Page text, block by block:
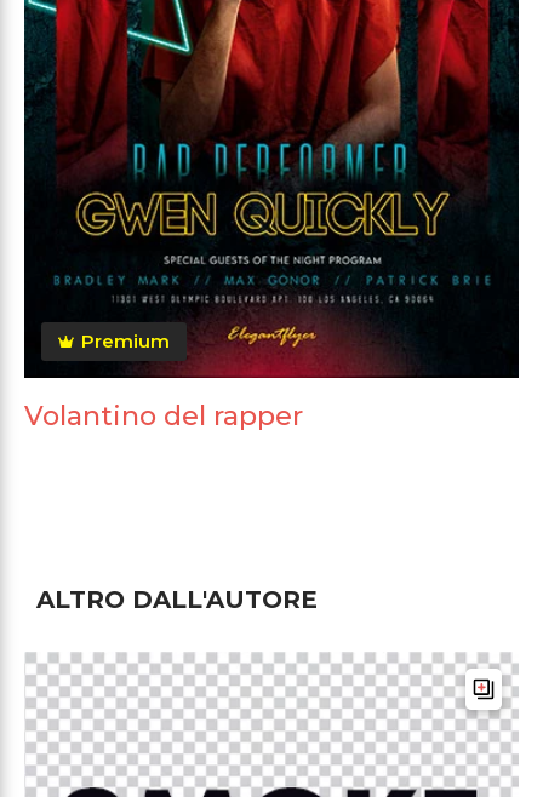
Premium
Volantino del rapper
ALTRO DALL'AUTORE